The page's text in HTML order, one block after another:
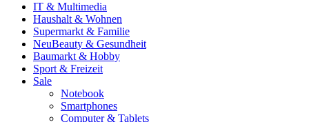
IT & Multimedia
Haushalt & Wohnen
Supermarkt & Familie
NeuBeauty & Gesundheit
Baumarkt & Hobby
Sport & Freizeit
Sale
Notebook
Smartphones
Computer & Tablets